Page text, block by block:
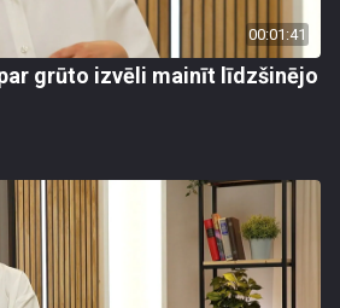
00:01:41
grūto izvēli mainīt līdzšinējo